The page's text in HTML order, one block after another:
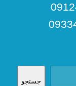
جستجو